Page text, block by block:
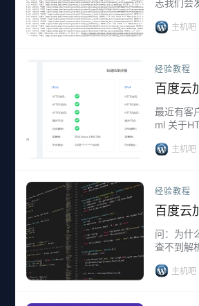
志我们会
主机吧
经验教程
百度云
最近有客
ml 关于
主机吧
经验教程
百度云
问：为什
查不到解
主机吧